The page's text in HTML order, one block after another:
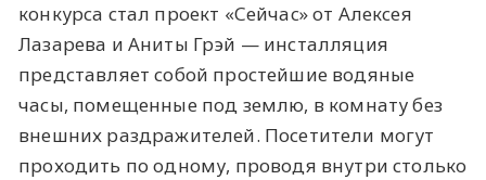
конкурса стал проект «Сейчас» от Алексея
Лазарева и Аниты Грэй — инсталляция
представляет собой простейшие водяные
часы, помещенные под землю, в комнату без
внешних раздражителей. Посетители могут
проходить по одному, проводя внутри столько